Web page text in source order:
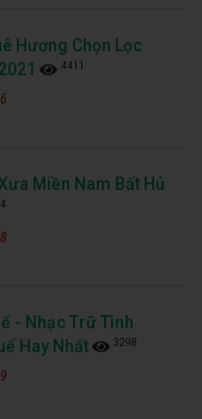
Hương Chọn Lọc
4411
Miền Nam Bất Hủ
- Nhạc Trữ Tình
Hay Nhất
3298